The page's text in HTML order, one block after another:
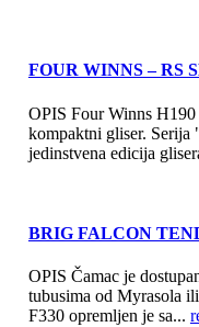
FOUR WINNS – RS
OPIS Four Winns
kompaktni gliser. Serija
jedinstvena edicija
BRIG FALCON
OPIS Čamac je
tubusima od Myrasola
F330 opremljen je sa...